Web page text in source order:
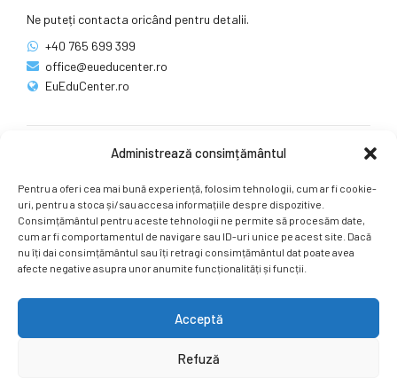
Administrează consimțământul
Pentru a oferi cea mai bună experiență, folosim tehnologii, cum ar fi cookie-
uri, pentru a stoca și/sau accesa informațiile despre dispozitive.
Consimțământul pentru aceste tehnologii ne permite să procesăm date,
cum ar fi comportamentul de navigare sau ID-uri unice pe acest site. Dacă
nu îți dai consimțământul sau îți retragi consimțământul dat poate avea
afecte negative asupra unor anumite funcționalități și funcții.
Acceptă
Refuză
Ne puteți contacta oricând pentru detalii.
+40 765 699 399
office@eueducenter.ro
EuEduCenter.ro
Ne puteți găsi și pe rețelele sociale.